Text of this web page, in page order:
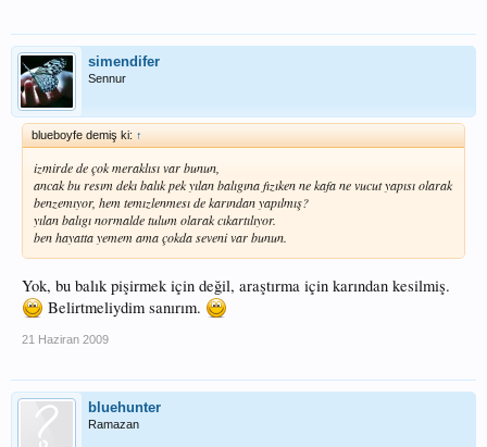
simendifer
Sennur
blueboyfe demiş ki: ↑
izmirde de çok meraklısı var bunun,
ancak bu resım dekı balık pek yılan balıgına fızıken ne kafa ne vucut yapısı olarak
benzemıyor, hem temızlenmesı de karından yapılmış?
yılan balıgı normalde tulum olarak cıkartılıyor.
ben hayatta yemem ama çokda seveni var bunun.
Yok, bu balık pişirmek için değil, araştırma için karından kesilmiş.
Belirtmeliydim sanırım.
21 Haziran 2009
bluehunter
Ramazan